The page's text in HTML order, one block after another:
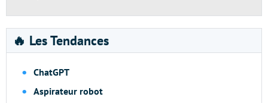
🔥 Les Tendances
ChatGPT
Aspirateur robot